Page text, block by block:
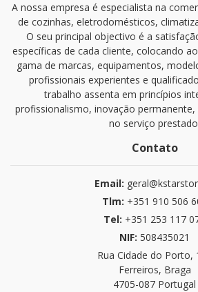
A nossa empresa é especialista na
de cozinhas, eletrodomésticos,
O seu principal objectivo é a
específicas de cada cliente, colocando
gama de marcas, equipamentos,
profissionais experientes e
trabalho assenta em princípios
profissionalismo, inovação
no serviço
Contato
Email:
Tlm: +351 910 506
Tel: +351 253 117
NIF: 508435021
Rua Cidade do Porto,
Ferreiros, Braga
4705-087 Portugal